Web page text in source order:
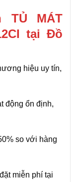
TỦ MÁT
tại Đồ
hiệu uy tín,
động ổn định,
so với hàng
miễn phí tại